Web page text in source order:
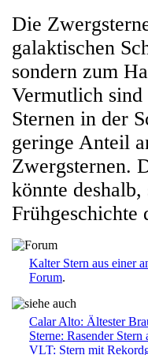
Die
galaktischen
sondern zum
Vermutlich
Sternen in der
geringe Anteil
Zwergsternen.
könnte
Kalter Stern aus einer
Forum.
Calar Alto: Ältester
Sterne: Rasender Stern
VLT: Stern mit